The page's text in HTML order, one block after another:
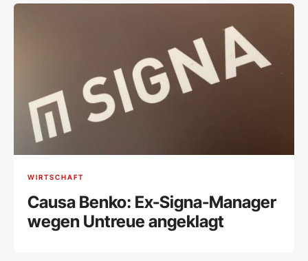
WIRTSCHAFT
Causa Benko: Ex-Signa-Manager
wegen Untreue angeklagt